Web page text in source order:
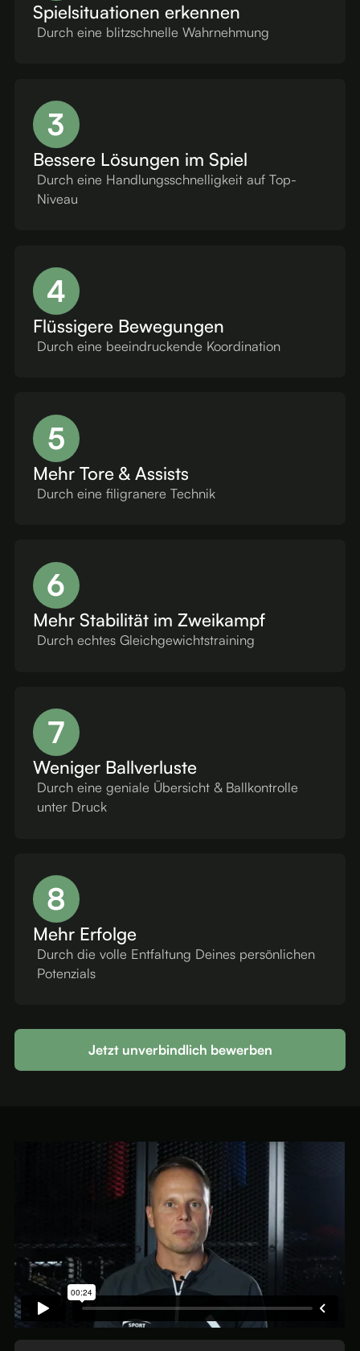
Spielsituationen erkennen
Durch eine blitzschnelle Wahrnehmung
3
Bessere Lösungen im Spiel
Durch eine Handlungsschnelligkeit auf Top-
Niveau
4
Flüssigere Bewegungen
Durch eine beeindruckende Koordination
5
Mehr Tore & Assists
Durch eine filigranere Technik
6
Mehr Stabilität im Zweikampf
Durch echtes Gleichgewichtstraining
7
Weniger Ballverluste
Durch eine geniale Übersicht & Ballkontrolle
unter Druck
8
Mehr Erfolge
Durch die volle Entfaltung Deines persönlichen
Potenzials
Jetzt unverbindlich bewerben